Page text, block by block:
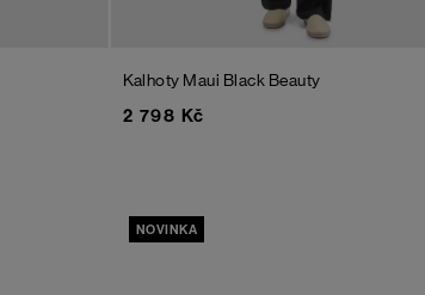
Kalhoty Maui Black Beauty
2 798 Kč
NOVINKA